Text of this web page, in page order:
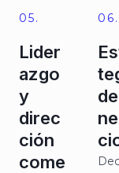
05.
Lider
azgo
y
direc
ción
come
06.
de